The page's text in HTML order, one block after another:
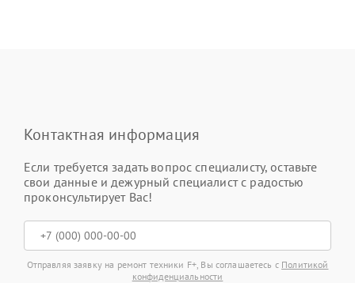
Контактная информация
Если требуется задать вопрос специалисту, оставьте
свои данные и дежурный специалист с радостью
проконсультирует Вас!
Отправляя заявку на ремонт техники F+, Вы соглашаетесь с Политикой
конфиденциальности